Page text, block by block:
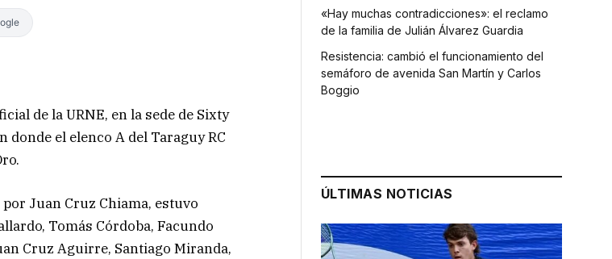
de la URNE, en la sede de Sixty
donde el elenco A del Taraguy RC
Juan Cruz Chiama, estuvo
Tomás Córdoba, Facundo
Cruz Aguirre, Santiago Miranda,
«Hay muchas contradicciones»: el reclamo
de la familia de Julián Álvarez Guardia
Resistencia: cambió el funcionamiento del
semáforo de avenida San Martín y Carlos
Boggio
ÚLTIMAS NOTICIAS